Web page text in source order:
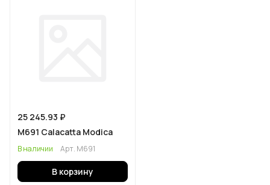
25 245.93 ₽
M691 Calacatta Modica
В наличии Арт. M691
В корзину